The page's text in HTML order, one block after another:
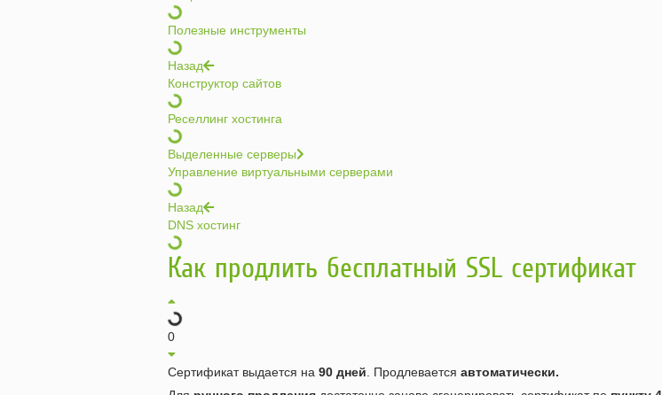
Полезные инструменты
Назад
Конструктор сайтов
Реселлинг хостинга
Выделенные серверы
Управление виртуальными серверами
Назад
DNS хостинг
Как продлить бесплатный SSL сертификат
0
Сертификат выдается на90 дней . Продлеваетсяавтоматически.